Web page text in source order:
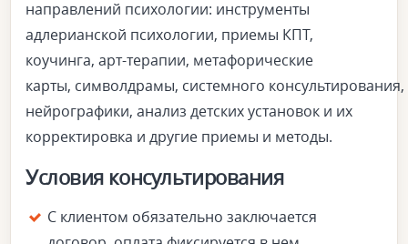
направлений психологии: инструменты
адлерианской психологии, приемы КПТ,
коучинга, арт-терапии, метафорические
карты, символдрамы, системного консультирования,
нейрографики, анализ детских установок и их
корректировка и другие приемы и методы.
Условия консультирования
С клиентом обязательно заключается